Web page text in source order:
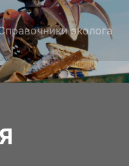
эколога